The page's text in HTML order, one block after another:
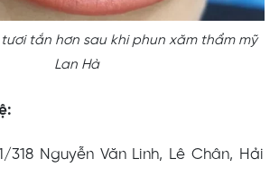
tắn hơn sau khi phun xăm thẩm mỹ
Lan Hà
318 Nguyễn Văn Linh, Lê Chân, Hải